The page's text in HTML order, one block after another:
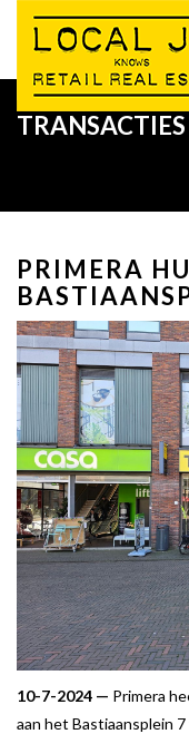
TRANSACTIES
PRIMERA
10-7-2024 — Primera
aan het Bastiaansplein